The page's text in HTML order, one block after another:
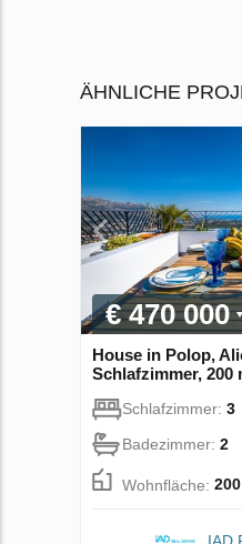
ÄHNLICHE
€ 470 000
House in Polop,
Schlafzimmer, 200
Schlafzimmer: 3
Badezimmer: 2
Wohnfläche:
IAD